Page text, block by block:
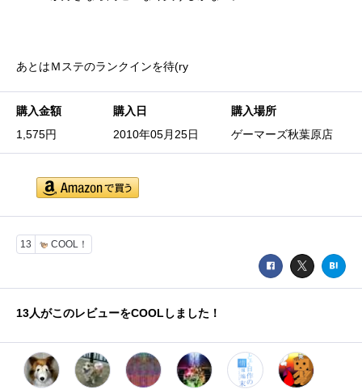
あとはＭステのランクインを待(ry
購入金額
1,575円
購入日
2010年05月25日
購入場所
ゲーマーズ秋葉原店
13 COOL！
13人がこのレビューをCOOLしました！